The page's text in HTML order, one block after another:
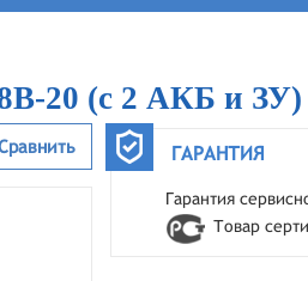
20 (с 2 АКБ и ЗУ)
ГАРАНТИЯ
Гарантия
Товар